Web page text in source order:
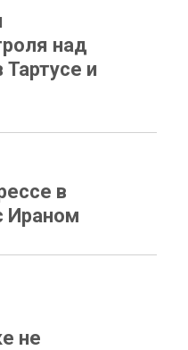
над
и
в
Ираном
не